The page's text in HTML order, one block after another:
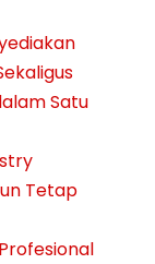
Satu
Tetap